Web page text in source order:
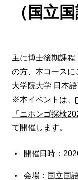
（国立
主に博士後期課程
の方、本コースに
大学院大学 日本
※本イベントは、
「ニホンゴ探検
て開催します。
開催日時：
会場：国立国